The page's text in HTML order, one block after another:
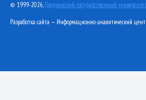
© 1999-2026, Гродненский государственный
Разработка сайта — Информационно-аналитический